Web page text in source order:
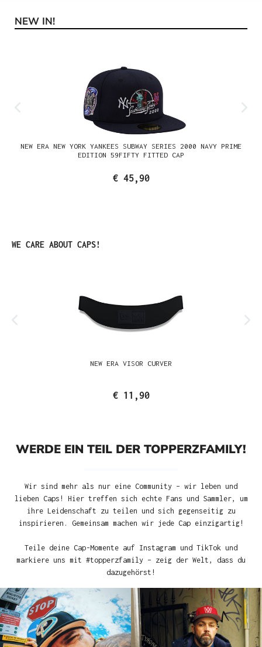
Produktgalerie überspringen
NEW IN!
NEW ERA NEW YORK YANKEES SUBWAY SERIES 2000 NAVY PRIME
EDITION 59FIFTY FITTED CAP
€ 45,90
Produktgalerie überspringen
WE CARE ABOUT CAPS!
NEW ERA VISOR CURVER
€ 11,90
WERDE EIN TEIL DER TOPPERZFAMILY!
Wir sind mehr als nur eine Community – wir leben und
lieben Caps! Hier treffen sich echte Fans und Sammler, um
ihre Leidenschaft zu teilen und sich gegenseitig zu
inspirieren. Gemeinsam machen wir jede Cap einzigartig!
Teile deine Cap-Momente auf Instagram und TikTok und
markiere uns mit #topperzfamily – zeig der Welt, dass du
dazugehörst!